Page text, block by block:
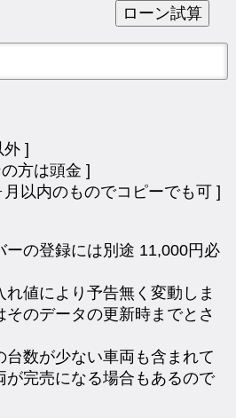
外 ]
方は頭金 ]
月以内のものでコピーでも可 ]
ーの登録には別途 11,000円必
値により予告無く変動しま
のデータの更新時までとさ
台数が少ない車両も含まれて
が完売になる場合もあるので